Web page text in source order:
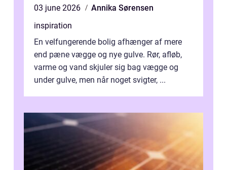
03 june 2026
Annika Sørensen
inspiration
En velfungerende bolig afhænger af mere
end pæne vægge og nye gulve. Rør, afløb,
varme og vand skjuler sig bag vægge og
under gulve, men når noget svigter, ...